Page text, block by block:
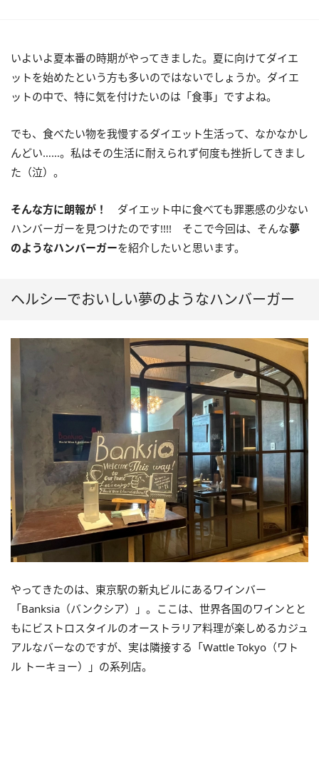
いよいよ夏本番の時期がやってきました。夏に向けてダイエ
ットを始めたという方も多いのではないでしょうか。ダイエ
ットの中で、特に気を付けたいのは「食事」ですよね。
でも、食べたい物を我慢するダイエット生活って、なかなかし
んどい……。私はその生活に耐えられず何度も挫折してきまし
た（泣）。
そんな方に朗報が！
ダイエット中に食べても罪悪感の少ない
ハンバーガーを見つけたのです!!!! そこで今回は、そんな夢
のようなハンバーガーを紹介したいと思います。
ヘルシーでおいしい夢のようなハンバーガー
やってきたのは、東京駅の新丸ビルにあるワインバー
「Banksia（バンクシア）」。ここは、世界各国のワインとと
もにビストロスタイルのオーストラリア料理が楽しめるカジュ
アルなバーなのですが、実は隣接する「Wattle Tokyo（ワト
ル トーキョー）」の系列店。